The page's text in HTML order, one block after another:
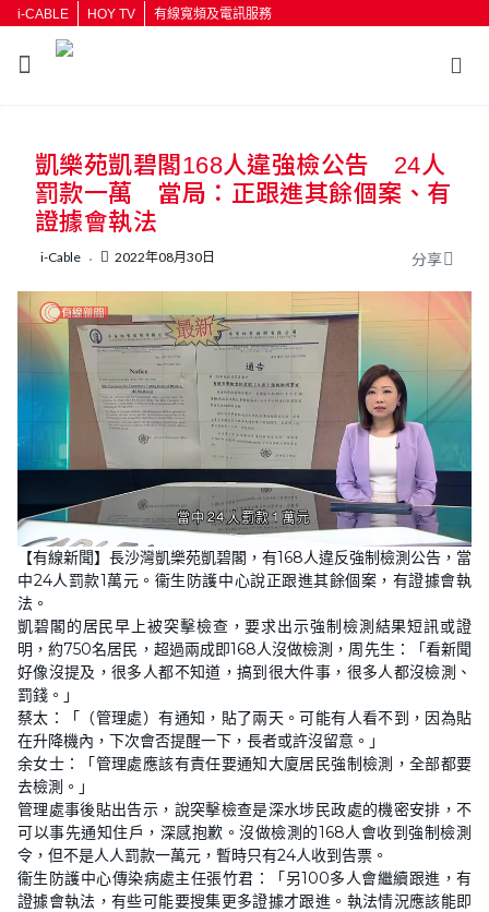
i-CABLE HOY TV 有線寬頻及電訊服務
按輸入鍵開始搜尋
凱樂苑凱碧閣168人違強檢公告 24人
罰款一萬 當局：正跟進其餘個案、有
證據會執法
i-Cable 2022年08月30日 分享
n
m
u
t
L
a
d
e
5
1
.
4
9
【有線新聞】長沙灣凱樂苑凱碧閣，有168人違反強制檢測公告，當
中24人罰款1萬元。衞生防護中心說正跟進其餘個案，有證據會執
法。
凱碧閣的居民早上被突擊檢查，要求出示強制檢測結果短訊或證
明，約750名居民，超過兩成即168人沒做檢測，周先生：「看新聞
好像沒提及，很多人都不知道，搞到很大件事，很多人都沒檢測、
罰錢。」
蔡太：「（管理處）有通知，貼了兩天。可能有人看不到，因為貼
在升降機內，下次會否提醒一下，長者或許沒留意。」
余女士：「管理處應該有責任要通知大廈居民強制檢測，全部都要
去檢測。」
管理處事後貼出告示，說突擊檢查是深水埗民政處的機密安排，不
可以事先通知住戶，深感抱歉。沒做檢測的168人會收到強制檢測
令，但不是人人罰款一萬元，暫時只有24人收到告票。
衞生防護中心傳染病處主任張竹君：「另100多人會繼續跟進，有
證據會執法，有些可能要搜集更多證據才跟進。執法情況應該能即